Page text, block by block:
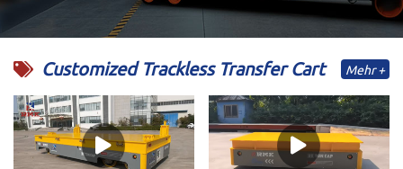
Customized Trackless Transfer Cart Mehr +